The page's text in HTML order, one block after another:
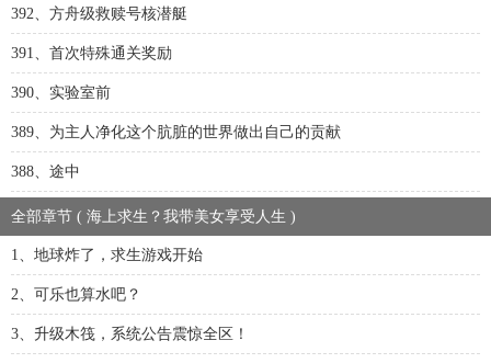
392、方舟级救赎号核潜艇
391、首次特殊通关奖励
390、实验室前
389、为主人净化这个肮脏的世界做出自己的贡献
388、途中
全部章节 ( 海上求生？我带美女享受人生 )
1、地球炸了，求生游戏开始
2、可乐也算水吧？
3、升级木筏，系统公告震惊全区！